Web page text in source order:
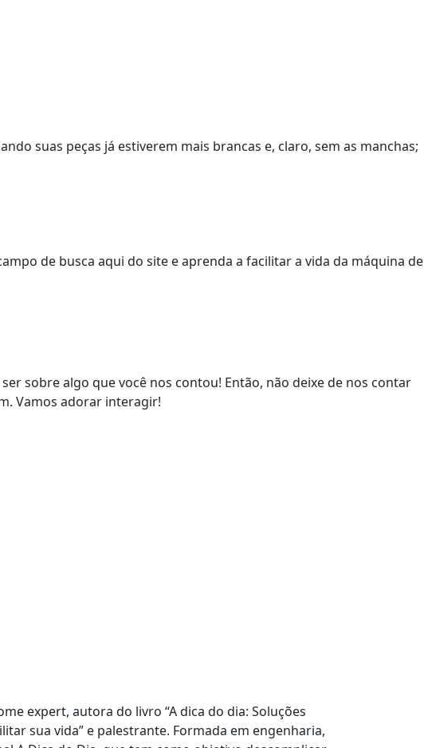
suas peças já estiverem mais brancas e, claro, sem as manchas;
de busca aqui do site e aprenda a facilitar a vida da máquina de
sobre algo que você nos contou! Então, não deixe de nos contar
Vamos adorar interagir!
expert, autora do livro “A dica do dia: Soluções
sua vida” e palestrante. Formada em engenharia,